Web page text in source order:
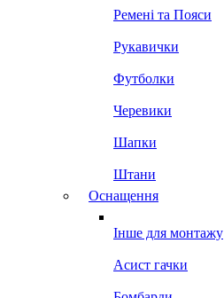
Ремені та Пояси
Рукавички
Футболки
Черевики
Шапки
Штани
Оснащення
Інше для монтажу
Асист гачки